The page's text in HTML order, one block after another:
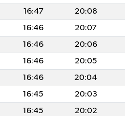
16:47 20:08
16:46 20:07
16:46 20:06
16:46 20:05
16:46 20:04
16:45 20:03
16:45 20:02